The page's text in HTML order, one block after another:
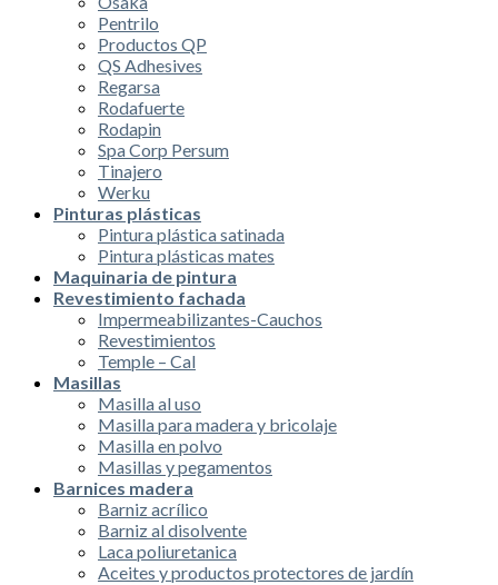
Pentrilo
Productos QP
QS Adhesives
Regarsa
Rodafuerte
Rodapin
Spa Corp Persum
Tinajero
Werku
Pinturas plásticas
Pintura plástica satinada
Pintura plásticas mates
Maquinaria de pintura
Revestimiento fachada
Impermeabilizantes-Cauchos
Revestimientos
Temple – Cal
Masillas
Masilla al uso
Masilla para madera y bricolaje
Masilla en polvo
Masillas y pegamentos
Barnices madera
Barniz acrílico
Barniz al disolvente
Laca poliuretanica
Aceites y productos protectores de jardín